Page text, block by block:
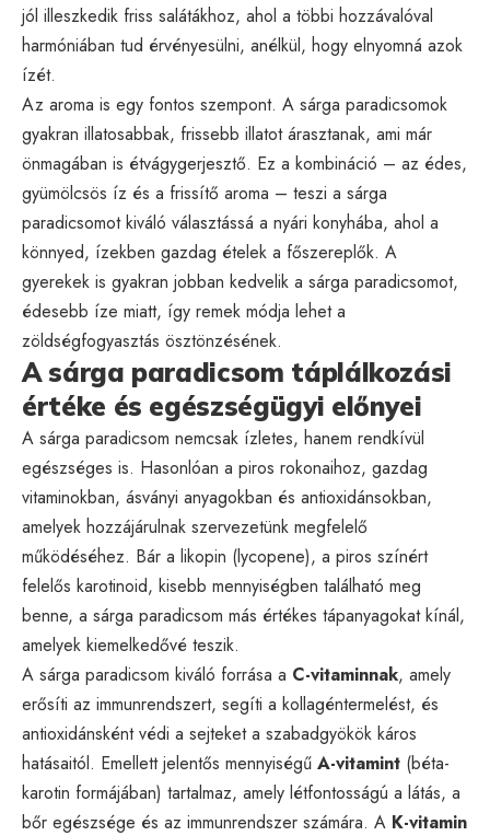
jól illeszkedik friss salátákhoz, ahol a többi hozzávalóval
harmóniában tud érvényesülni, anélkül, hogy elnyomná azok
ízét.
Az aroma is egy fontos szempont. A sárga paradicsomok
gyakran illatosabbak, frissebb illatot árasztanak, ami már
önmagában is étvágygerjesztő. Ez a kombináció – az édes,
gyümölcsös íz és a frissítő aroma – teszi a sárga
paradicsomot kiváló választássá a nyári konyhába, ahol a
könnyed, ízekben gazdag ételek a főszereplők. A
gyerekek is gyakran jobban kedvelik a sárga paradicsomot,
édesebb íze miatt, így remek módja lehet a
zöldségfogyasztás ösztönzésének.
A sárga paradicsom táplálkozási
értéke és egészségügyi előnyei
A sárga paradicsom nemcsak ízletes, hanem rendkívül
egészséges is. Hasonlóan a piros rokonaihoz, gazdag
vitaminokban, ásványi anyagokban és antioxidánsokban,
amelyek hozzájárulnak szervezetünk megfelelő
működéséhez. Bár a likopin (lycopene), a piros színért
felelős karotinoid, kisebb mennyiségben található meg
benne, a sárga paradicsom más értékes tápanyagokat kínál,
amelyek kiemelkedővé teszik.
A sárga paradicsom kiváló forrása a C-vitaminnak, amely
erősíti az immunrendszert, segíti a kollagéntermelést, és
antioxidánsként védi a sejteket a szabadgyökök káros
hatásaitól. Emellett jelentős mennyiségű A-vitamint (béta-
karotin formájában) tartalmaz, amely létfontosságú a látás, a
bőr egészsége és az immunrendszer számára. A K-vitamin